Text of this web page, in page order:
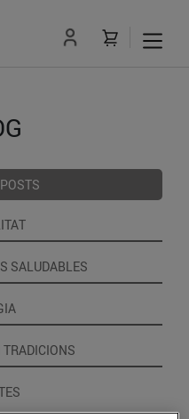
SALUDABLES